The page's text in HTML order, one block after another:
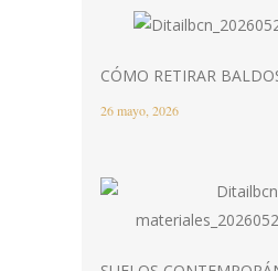
CÓMO RETIRAR
26 mayo, 2026